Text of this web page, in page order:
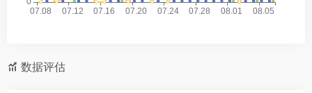
数据评估